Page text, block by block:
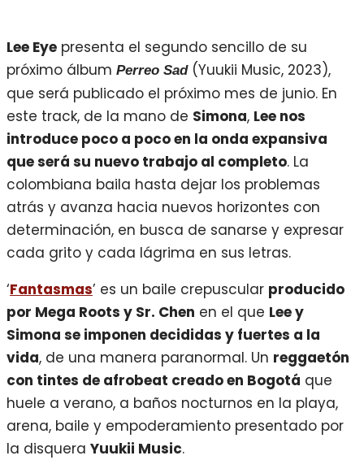
Lee Eye presenta el segundo sencillo de su
próximo álbum Perreo Sad(Yuukii Music, 2023),
que será publicado el próximo mes de junio. En
este track, de la mano de Simona, Lee nos
introduce poco a poco en la onda expansiva
que será su nuevo trabajo al completo. La
colombiana baila hasta dejar los problemas
atrás y avanza hacia nuevos horizontes con
determinación, en busca de sanarse y expresar
cada grito y cada lágrima en sus letras.
‘Fantasmas’ es un baile crepuscular producido
por Mega Roots y Sr. Chen en el que Lee y
Simona se imponen decididas y fuertes a la
vida, de una manera paranormal. Un reggaetón
con tintes de afrobeat creado en Bogotá que
huele a verano, a baños nocturnos en la playa,
arena, baile y empoderamiento presentado por
la disquera Yuukii Music.